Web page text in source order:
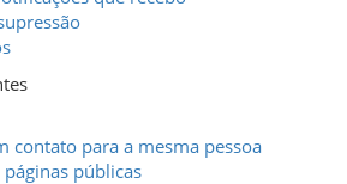
contato para a mesma pessoa
públicas